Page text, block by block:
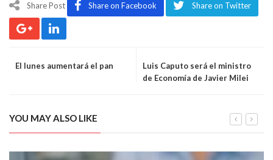
Share Post Share on Facebook Share on Twitter
El lunes aumentará el pan
Luis Caputo será el ministro
de Economía de Javier Milei
YOU MAY ALSO LIKE